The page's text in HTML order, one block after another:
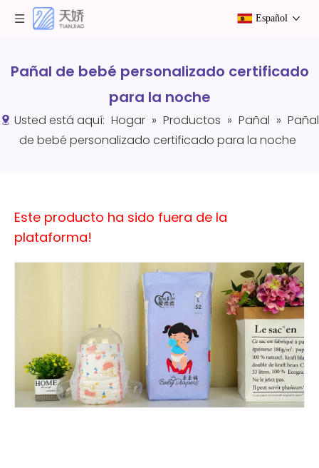
Español
Pañal de bebé personalizado certificado
para la noche
Usted está aquí: Hogar » Productos » Pañal » Pañal
de bebé personalizado certificado para la noche
Este producto ha sido fuera de la
plataforma!